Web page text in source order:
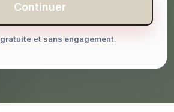
Continuer
gratuite et sans engagement.